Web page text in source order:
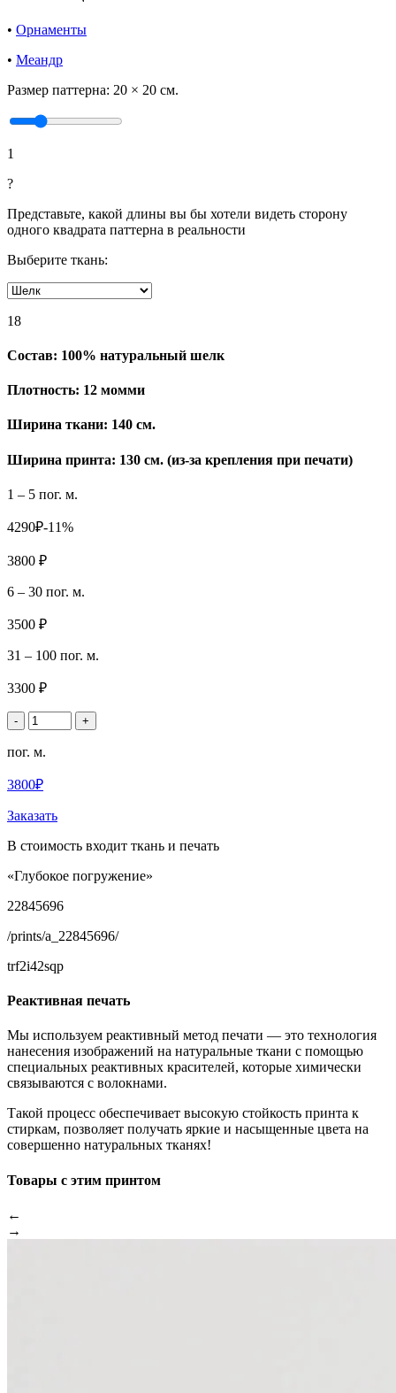
• Орнаменты
• Меандр
Размер паттерна: 20 × 20 см.
1
?
Представьте, какой длины вы бы хотели видеть сторону
одного квадрата паттерна в реальности
Выберите ткань:
18
Состав: 100% натуральный шелк
Плотность: 12 момми
Ширина ткани: 140 см.
Ширина принта: 130 см. (из-за крепления при печати)
1 – 5 пог. м.
4290₽-11%
3800 ₽
6 – 30 пог. м.
3500 ₽
31 – 100 пог. м.
3300 ₽
- +
пог. м.
3800₽
Заказать
В стоимость входит ткань и печать
«Глубокое погружение»
22845696
/prints/a_22845696/
trf2i42sqp
Реактивная печать
Мы используем реактивный метод печати — это технология
нанесения изображений на натуральные ткани с помощью
специальных реактивных красителей, которые химически
связываются с волокнами.
Такой процесс обеспечивает высокую стойкость принта к
стиркам, позволяет получать яркие и насыщенные цвета на
совершенно натуральных тканях!
Товары с этим принтом
←
→